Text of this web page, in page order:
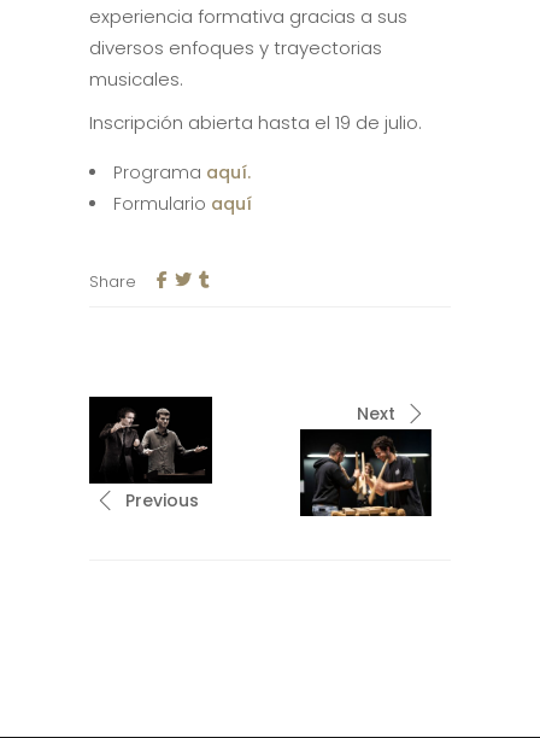
experiencia formativa gracias a sus
diversos enfoques y trayectorias
musicales.
Inscripción abierta hasta el 19 de julio.
Programa aquí.
Formulario aquí
Share
Previous
Next